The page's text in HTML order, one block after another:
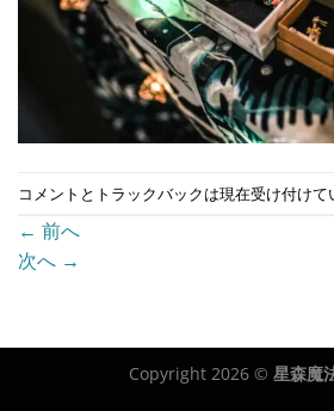
コメントとトラックバックは現在受け付けて
← 前へ
次へ →
Copyright 2026 © 星森魔